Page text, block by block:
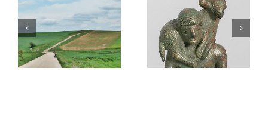
Ver Sacrum
Ad Semnum flumen